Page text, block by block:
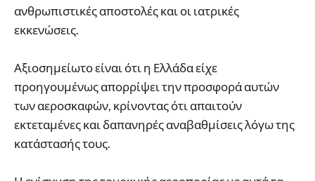
ανθρωπιστικές αποστολές και οι ιατρικές
εκκενώσεις.
Αξιοσημείωτο είναι ότι η Ελλάδα είχε
προηγουμένως απορρίψει την προσφορά αυτών
των αεροσκαφών, κρίνοντας ότι απαιτούν
εκτεταμένες και δαπανηρές αναβαθμίσεις λόγω της
κατάστασής τους.